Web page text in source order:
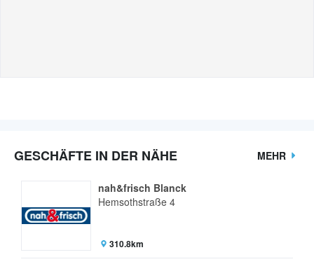
GESCHÄFTE IN DER NÄHE MEHR
nah&frisch Blanck
Hemsothstraße 4
310.8km